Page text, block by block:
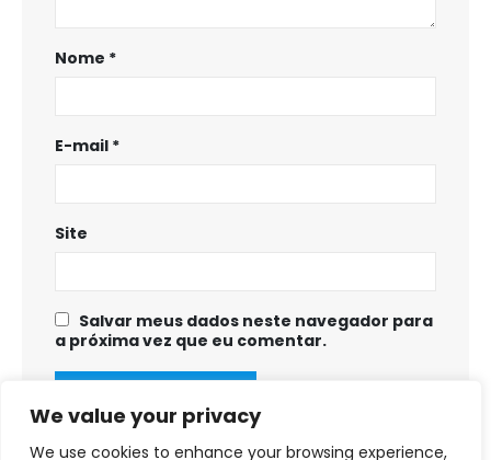
We value your privacy
We use cookies to enhance your browsing experience,
Nome *
E-mail *
Site
Salvar meus dados neste navegador para
a próxima vez que eu comentar.